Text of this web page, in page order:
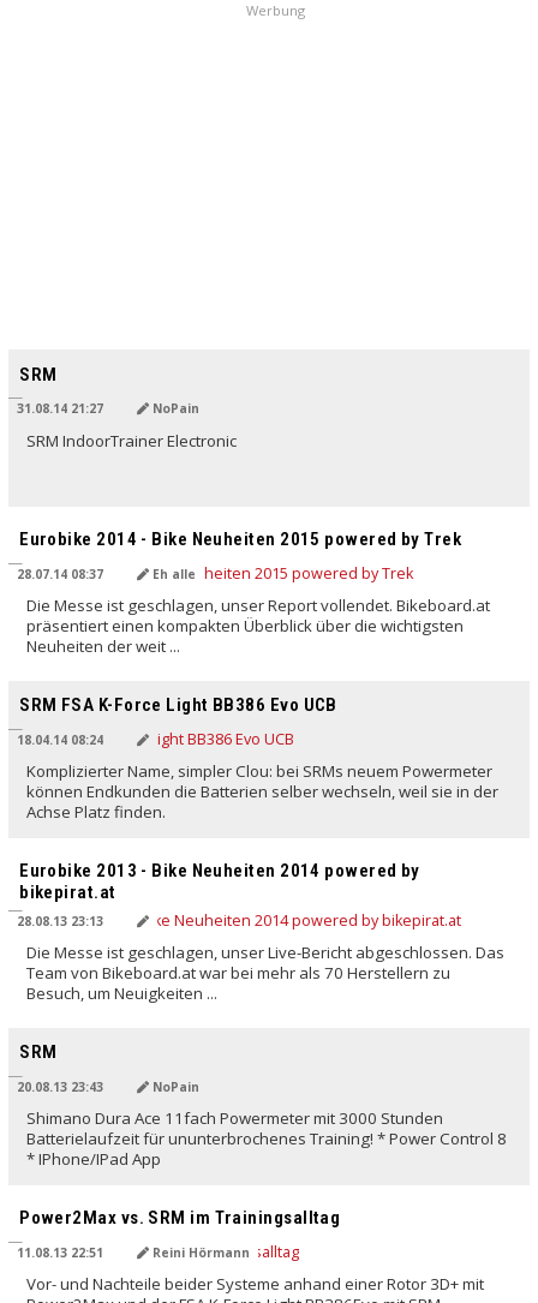
Werbung
SRM
31.08.14 21:27 NoPain
SRM IndoorTrainer Electronic
Eurobike 2014 - Bike Neuheiten 2015 powered by Trek
28.07.14 08:37 Eh alle
Die Messe ist geschlagen, unser Report vollendet. Bikeboard.at
präsentiert einen kompakten Überblick über die wichtigsten
Neuheiten der weit ...
SRM FSA K-Force Light BB386 Evo UCB
18.04.14 08:24
Komplizierter Name, simpler Clou: bei SRMs neuem Powermeter
können Endkunden die Batterien selber wechseln, weil sie in der
Achse Platz finden.
Eurobike 2013 - Bike Neuheiten 2014 powered by
bikepirat.at
28.08.13 23:13
Die Messe ist geschlagen, unser Live-Bericht abgeschlossen. Das
Team von Bikeboard.at war bei mehr als 70 Herstellern zu
Besuch, um Neuigkeiten ...
SRM
20.08.13 23:43 NoPain
Shimano Dura Ace 11fach Powermeter mit 3000 Stunden
Batterielaufzeit für ununterbrochenes Training! * Power Control 8
* IPhone/IPad App
Power2Max vs. SRM im Trainingsalltag
11.08.13 22:51 Reini Hörmann
Vor- und Nachteile beider Systeme anhand einer Rotor 3D+ mit